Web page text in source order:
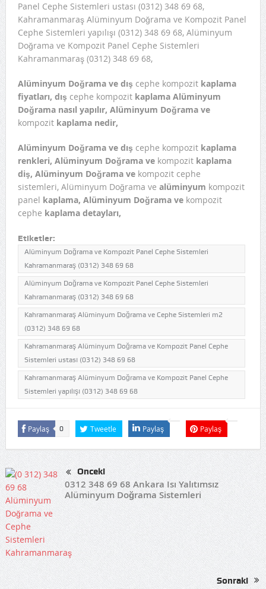
Panel Cephe Sistemleri ustası (0312) 348 69 68,
Kahramanmaraş Alüminyum Doğrama ve Kompozit Panel
Cephe Sistemleri yapılışı (0312) 348 69 68, Alüminyum
Doğrama ve Kompozit Panel Cephe Sistemleri
Kahramanmaraş (0312) 348 69 68,
Alüminyum Doğrama ve dış cephe kompozit kaplama
fiyatları, dış cephe kompozit kaplama Alüminyum
Doğrama nasıl yapılır, Alüminyum Doğrama ve
kompozit kaplama nedir,
Alüminyum Doğrama ve dış cephe kompozit kaplama
renkleri, Alüminyum Doğrama ve kompozit kaplama
diş, Alüminyum Doğrama ve kompozit cephe
sistemleri, Alüminyum Doğrama ve alüminyum kompozit
panel kaplama, Alüminyum Doğrama ve kompozit
cephe kaplama detayları,
Etiketler:
Alüminyum Doğrama ve Kompozit Panel Cephe Sistemleri
Kahramanmaraş (0312) 348 69 68
Alüminyum Doğrama ve Kompozit Panel Cephe Sistemleri
Kahramanmaraş (0312) 348 69 68
Kahramanmaraş Alüminyum Doğrama ve Cephe Sistemleri m2
(0312) 348 69 68
Kahramanmaraş Alüminyum Doğrama ve Kompozit Panel Cephe
Sistemleri ustası (0312) 348 69 68
Kahramanmaraş Alüminyum Doğrama ve Kompozit Panel Cephe
Sistemleri yapılışı (0312) 348 69 68
Paylaş 0 Tweetle Paylaş Paylaş
Önceki
0312 348 69 68 Ankara Isı Yalıtımsız
Alüminyum Doğrama Sistemleri
Sonraki